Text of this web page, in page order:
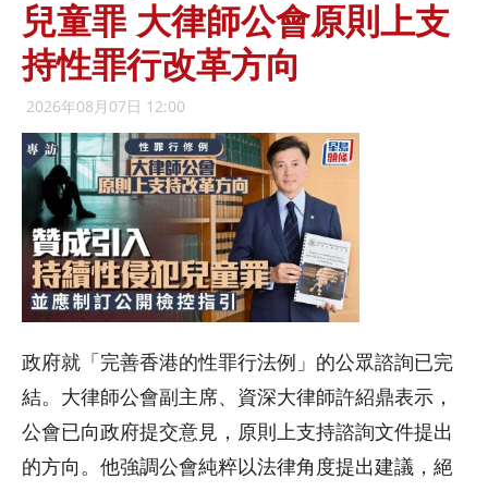
兒童罪 大律師公會原則上支
持性罪行改革方向
2026年08月07日 12:00
政府就「完善香港的性罪行法例」的公眾諮詢已完
結。大律師公會副主席、資深大律師許紹鼎表示，
公會已向政府提交意見，原則上支持諮詢文件提出
的方向。他強調公會純粹以法律角度提出建議，絕